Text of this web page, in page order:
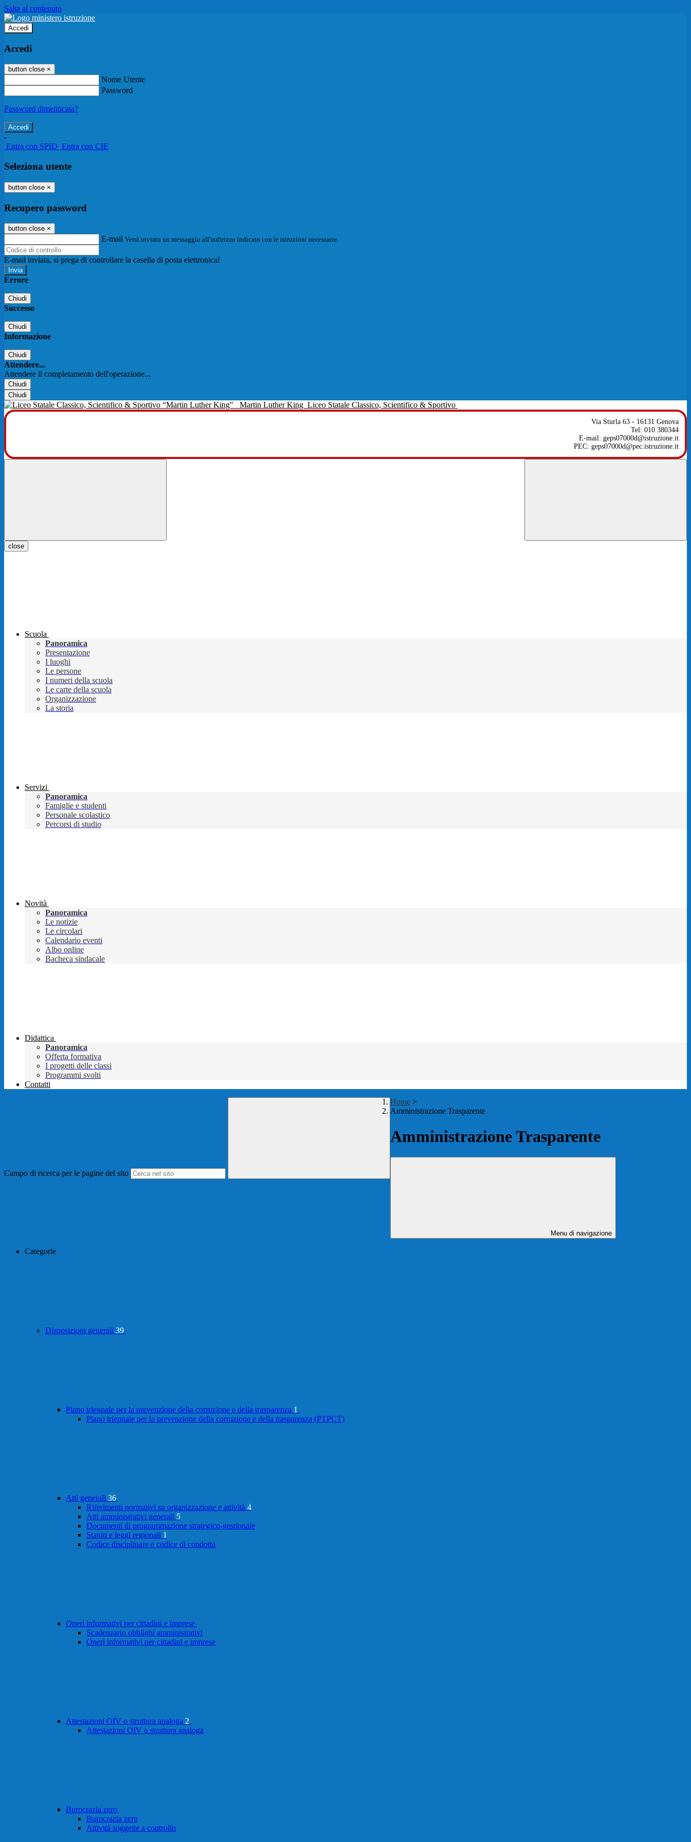
Salta al contenuto
Accedi
Accedi
button close ×
Nome Utente
Password
Password dimenticata?
-
Entra con SPID Entra con CIE
Seleziona utente
button close ×
Recupero password
button close ×
E-mail Verrà inviato un messaggio all'indirizzo indicato con le istruzioni necessarie.
E-mail inviata, si prega di controllare la casella di posta elettronica!
Errore
Chiudi
Successo
Chiudi
Informazione
Chiudi
Attendere...
Attendere il completamento dell'operazione...
Chiudi
Chiudi
Martin Luther King Liceo Statale Classico, Scientifico & Sportivo
Via Sturla 63 - 16131 Genova
Tel: 010 380344
E-mail: geps07000d@istruzione.it
PEC: geps07000d@pec.istruzione.it
close
Scuola
Panoramica
Presentazione
I luoghi
Le persone
I numeri della scuola
Le carte della scuola
Organizzazione
La storia
Servizi
Panoramica
Famiglie e studenti
Personale scolastico
Percorsi di studio
Novità
Panoramica
Le notizie
Le circolari
Calendario eventi
Albo online
Bacheca sindacale
Didattica
Panoramica
Offerta formativa
I progetti delle classi
Programmi svolti
Contatti
Campo di ricerca per le pagine del sito
Home >
Amministrazione Trasparente
Amministrazione Trasparente
Menu di navigazione
Categorie
Disposizioni generali 39
Piano triennale per la prevenzione della corruzione e della trasparenza 1
Piano triennale per la prevenzione della corruzione e della trasparenza (PTPCT)
Atti generali 36
Riferimenti normativi su organizzazione e attività 4
Atti amministrativi generali 5
Documenti di programmazione strategico-gestionale
Statuti e leggi regionali 1
Codice disciplinare e codice di condotta
Oneri informativi per cittadini e imprese
Scadenzario obblighi amministrativi
Oneri informativi per cittadini e imprese
Attestazioni OIV o struttura analoga 2
Attestazioni OIV o struttura analoga
Burocrazia zero
Burocrazia zero
Attività soggette a controllo